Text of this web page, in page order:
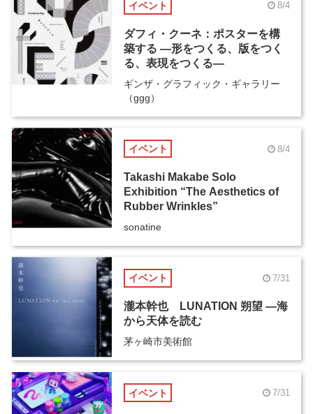
イベント 8/4
ダフィ・クーネ：ポスターを構
築する ―形をつくる、版をつく
る、表現をつくる―
ギンザ・グラフィック・ギャラリー
（ggg）
イベント 8/4
Takashi Makabe Solo
Exhibition “The Aesthetics of
Rubber Wrinkles”
sonatine
イベント 7/31
瀧本幹也 LUNATION 朔望 ―海
から天体を読む
茅ヶ崎市美術館
イベント 7/31